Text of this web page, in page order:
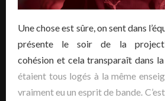
Une chose est sûre, on sent dans
présente le soir de la
cohésion et cela transparaît dans
étaient tous logés à la même
vraiment eu un esprit de bande.